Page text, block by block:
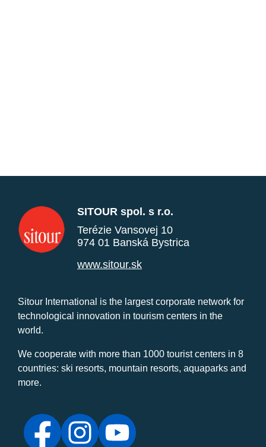
SITOUR spol. s r.o.
Terézie Vansovej 10
974 01 Banská Bystrica
www.sitour.sk
Sitour International is the largest corporate network for
technological innovation in tourism centers in the
world.
We cooperate with more than 1000 tourist centers in 8
countries: ski resorts, mountain resorts, aquaparks and
more.